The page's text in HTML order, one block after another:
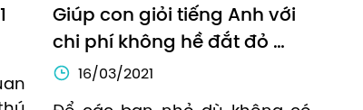
Giúp con giỏi tiếng Anh với
chi phí không hề đắt đỏ
cùng Edupia
16/03/2021